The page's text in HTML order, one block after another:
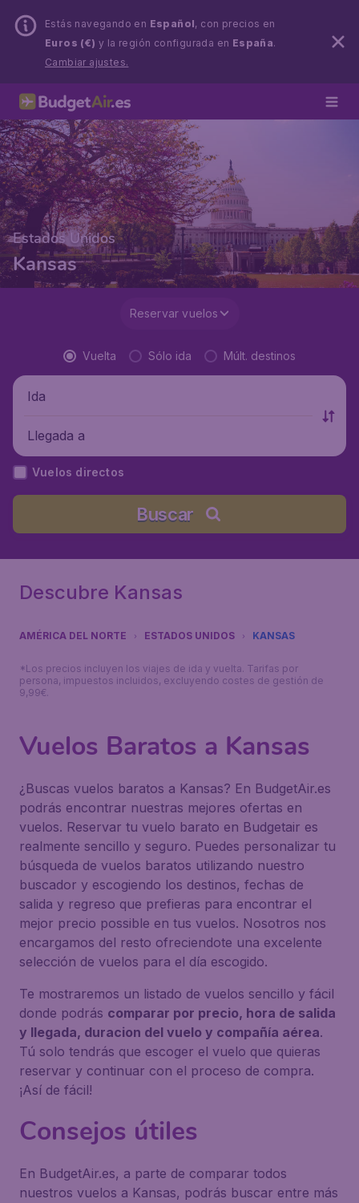
Estás navegando en Español, con precios en
Euros (€) y la región configurada en España.
Cambiar ajustes.
Estados Unidos
Kansas
Reservar vuelos
Vuelta Sólo ida Múlt. destinos
Ida
Llegada a
Vuelos directos
Buscar
Descubre Kansas
AMÉRICA DEL NORTE ESTADOS UNIDOS KANSAS
*Los precios incluyen los viajes de ida y vuelta. Tarifas por
persona, impuestos incluidos, excluyendo costes de gestión de
9,99€.
Vuelos Baratos a Kansas
¿Buscas vuelos baratos a Kansas? En BudgetAir.es
podrás encontrar nuestras mejores ofertas en
vuelos. Reservar tu vuelo barato en Budgetair es
realmente sencillo y seguro. Puedes personalizar tu
búsqueda de vuelos baratos utilizando nuestro
buscador y escogiendo los destinos, fechas de
salida y regreso que prefieras para encontrar el
mejor precio possible en tus vuelos. Nosotros nos
encargamos del resto ofreciendote una excelente
selección de vuelos para el día escogido.
Te mostraremos un listado de vuelos sencillo y fácil
donde podrás comparar por precio, hora de salida
y llegada, duracion del vuelo y compañía aérea.
Tú solo tendrás que escoger el vuelo que quieras
reservar y continuar con el proceso de compra.
¡Así de fácil!
Consejos útiles
En BudgetAir.es, a parte de comparar todos
nuestros vuelos a Kansas, podrás buscar entre más